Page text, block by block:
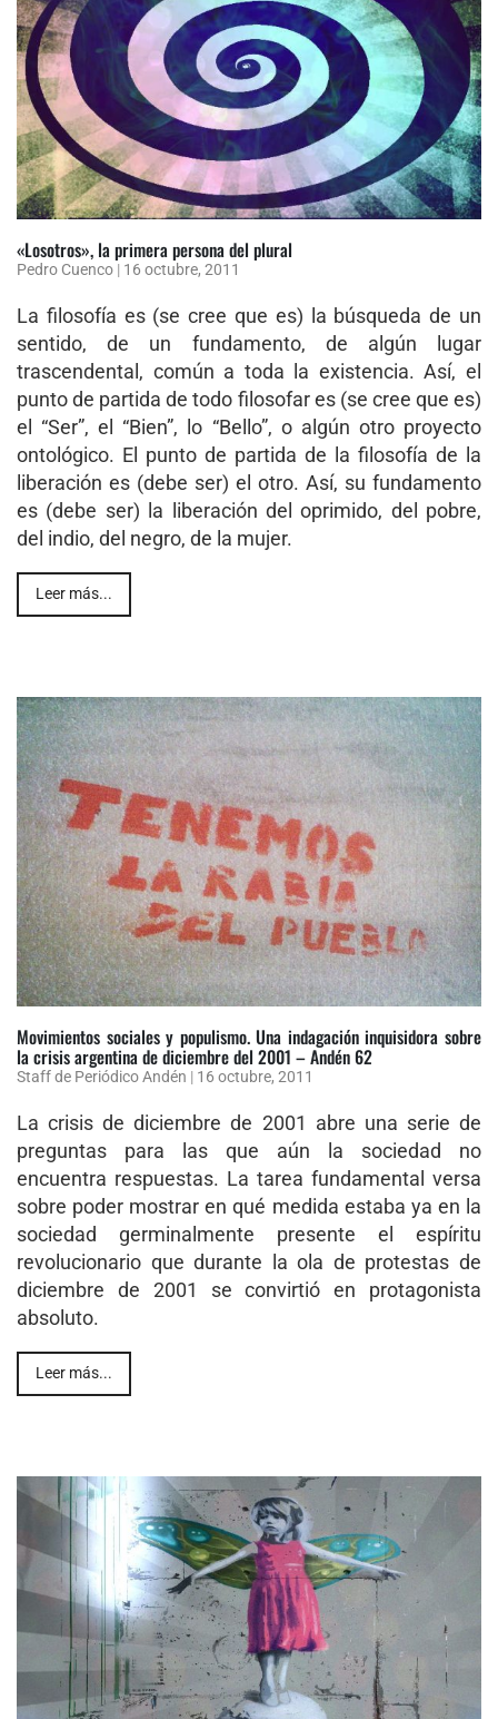
«Losotros», la primera persona del plural
Pedro Cuenco | 16 octubre, 2011
La filosofía es (se cree que es) la búsqueda de un
sentido, de un fundamento, de algún lugar
trascendental, común a toda la existencia. Así, el
punto de partida de todo filosofar es (se cree que es)
el “Ser”, el “Bien”, lo “Bello”, o algún otro proyecto
ontológico. El punto de partida de la filosofía de la
liberación es (debe ser) el otro. Así, su fundamento
es (debe ser) la liberación del oprimido, del pobre,
del indio, del negro, de la mujer.
Leer más...
Movimientos sociales y populismo. Una indagación inquisidora sobre
la crisis argentina de diciembre del 2001 – Andén 62
Staff de Periódico Andén 16 octubre, 2011
La crisis de diciembre de 2001 abre una serie de
preguntas para las que aún la sociedad no
encuentra respuestas. La tarea fundamental versa
sobre poder mostrar en qué medida estaba ya en la
sociedad germinalmente presente el espíritu
revolucionario que durante la ola de protestas de
diciembre de 2001 se convirtió en protagonista
absoluto.
Leer más...